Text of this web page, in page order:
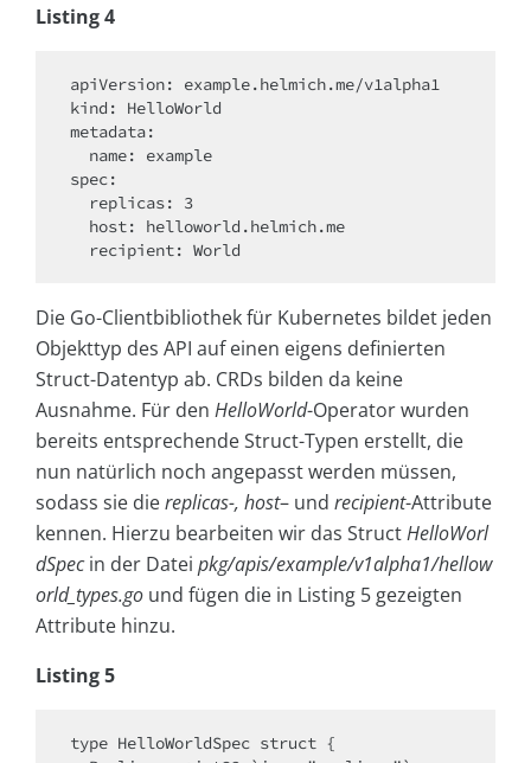
Listing 4
apiVersion: example.helmich.me/v1alpha1
kind: HelloWorld
metadata:
spec:
Die Go-Clientbibliothek für Kubernetes bildet jeden
Objekttyp des API auf einen eigens definierten
Struct-Datentyp ab. CRDs bilden da keine
Ausnahme. Für den HelloWorld-Operator wurden
bereits entsprechende Struct-Typen erstellt, die
nun natürlich noch angepasst werden müssen,
sodass sie diereplicas-, host– und recipient-Attribute
kennen. Hierzu bearbeiten wir das StructHelloWorl
dSpecin der Datei pkg/apis/example/v1alpha1/hellow
orld_types.go und fügen die in Listing 5 gezeigten
Attribute hinzu.
Listing 5
type HelloWorldSpec struct {